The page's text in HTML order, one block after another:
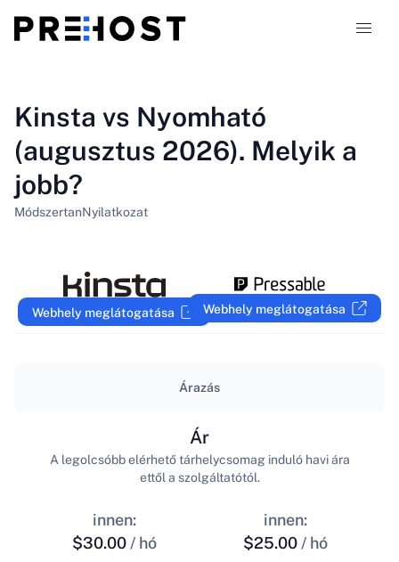
Összehasonlítások
Kuponok
HU
Kinsta vs Nyomható
(augusztus 2026). Melyik a
jobb?
MódszertanNyilatkozat
Webhely meglátogatása Webhely meglátogatása
Árazás
innen:
$30.00 / hó
Ár
A legolcsóbb elérhető tárhelycsomag induló havi ára
ettől a szolgáltatótól.
innen:
$25.00 / hó